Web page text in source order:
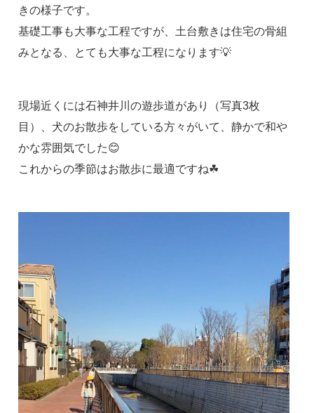
きの様子です。
基礎工事も大事な工程ですが、土台敷きは住宅の骨組
みとなる、とても大事な工程になります💡
現場近くには石神井川の遊歩道があり（写真3枚
目）、犬のお散歩をしている方々がいて、静かで和や
かな雰囲気でした😊
これからの季節はお散歩に最適ですね☘